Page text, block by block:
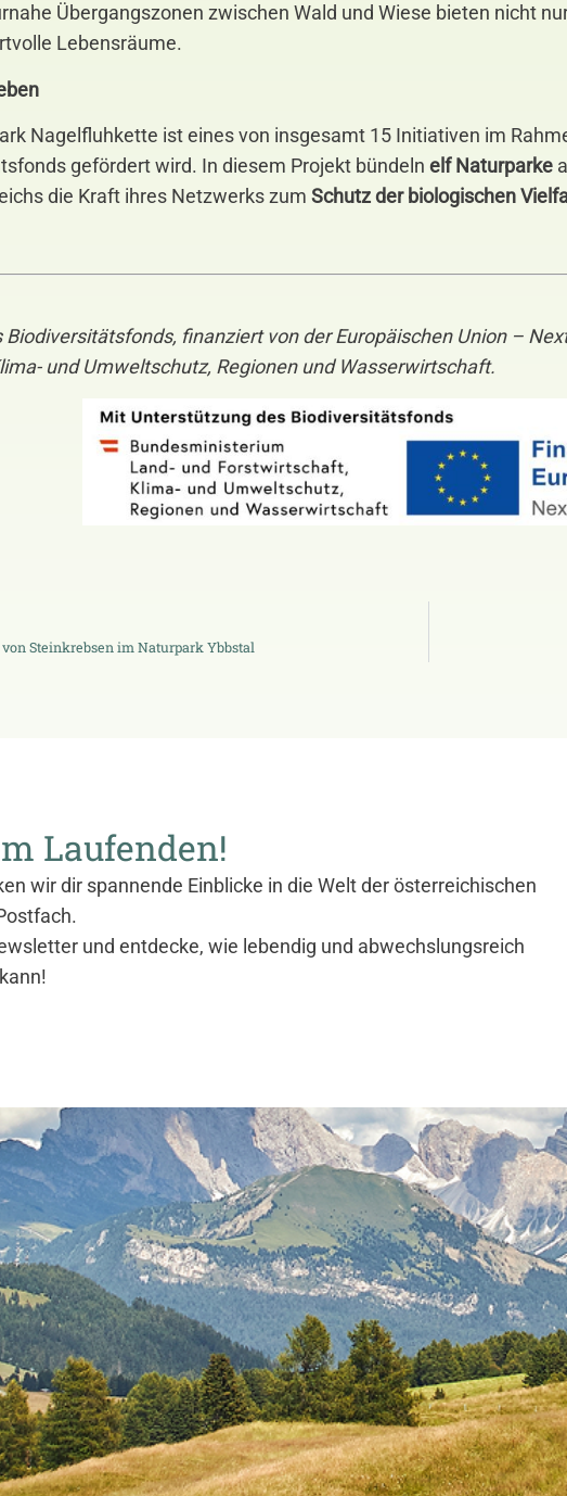
Übergangszonen zwischen Wald und Wiese bieten nicht
Lebensräume.
Nagelfluhkette ist eines von insgesamt 15 Initiativen im
gefördert wird. In diesem Projekt bündeln elf Naturparke
die Kraft ihres Netzwerks zum Schutz der biologischen
finanziert von der Europäischen Union –
und Umweltschutz, Regionen und Wasserwirtschaft.
Steinkrebsen im Naturpark Ybbstal
Laufenden!
wir dir spannende Einblicke in die Welt der österreichischen
und entdecke, wie lebendig und abwechslungsreich